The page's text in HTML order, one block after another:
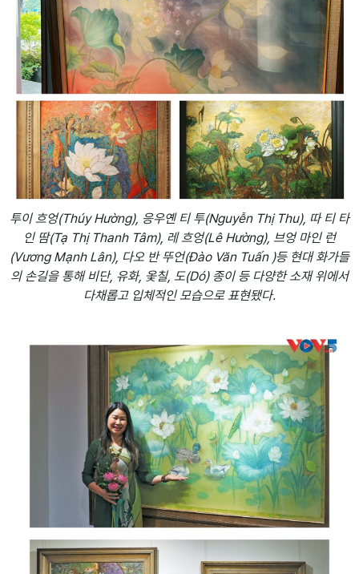
투이 흐엉(Thúy Hường), 응우옌 티 투(Nguyễn Thị Thu), 따 티 타
인 땀(Tạ Thị Thanh Tâm), 레 흐엉(Lê Hường), 브엉 마인 런
(Vương Mạnh Lân), 다오 반 뚜언(Đào Văn Tuấn )등 현대 화가들
의 손길을 통해 비단, 유화, 옻칠, 도(Dó) 종이 등 다양한 소재 위에서
다채롭고 입체적인 모습으로 표현됐다.